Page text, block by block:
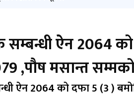
ऐन 2064 को
,पौष मसान्त
ऐन 2064 को दफा 5 (3 )